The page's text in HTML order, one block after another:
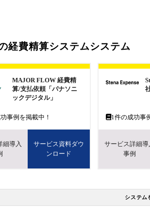
経費精算システムシステム
MAJOR FLOW 経費精
算/支払依頼「パナソニ
ックデジタル」
事例を掲載中！
細導入
サービス資料ダウ
ンロード
1件の成功事
サービス詳細導
事例
システム